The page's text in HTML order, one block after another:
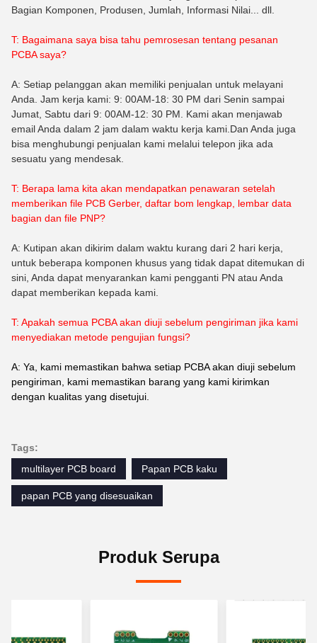
Bagian Komponen, Produsen, Jumlah, Informasi Nilai... dll.
T: Bagaimana saya bisa tahu pemrosesan tentang pesanan
PCBA saya?
A: Setiap pelanggan akan memiliki penjualan untuk melayani
Anda. Jam kerja kami: 9: 00AM-18: 30 PM dari Senin sampai
Jumat, Sabtu dari 9: 00AM-12: 30 PM. Kami akan menjawab
email Anda dalam 2 jam dalam waktu kerja kami.Dan Anda juga
bisa menghubungi penjualan kami melalui telepon jika ada
sesuatu yang mendesak.
T: Berapa lama kita akan mendapatkan penawaran setelah
memberikan file PCB Gerber, daftar bom lengkap, lembar data
bagian dan file PNP?
A: Kutipan akan dikirim dalam waktu kurang dari 2 hari kerja,
untuk beberapa komponen khusus yang tidak dapat ditemukan di
sini, Anda dapat menyarankan kami pengganti PN atau Anda
dapat memberikan kepada kami.
T: Apakah semua PCBA akan diuji sebelum pengiriman jika kami
menyediakan metode pengujian fungsi?
A: Ya, kami memastikan bahwa setiap PCBA akan diuji sebelum
pengiriman, kami memastikan barang yang kami kirimkan
dengan kualitas yang disetujui.
Tags:
multilayer PCB board
Papan PCB kaku
papan PCB yang disesuaikan
Produk Serupa